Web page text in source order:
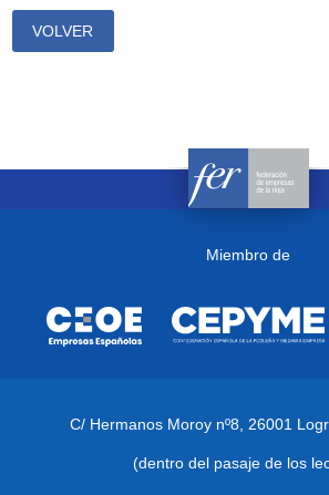
VOLVER
Miembro de
C/ Hermanos Moroy nº8, 26001
(dentro del pasaje de los